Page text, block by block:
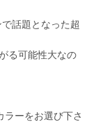
話題となった超
る可能性大なの
ラーをお選び下さ